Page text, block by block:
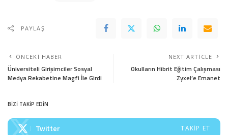
PAYLAŞ
ÖNCEKI HABER
Üniversiteli Girişimciler Sosyal
Medya Rekabetine Magfi İle Girdi
NEXT ARTICLE
Okulların Hibrit Eğitim Çalışması
Zyxel’e Emanet
BİZİ TAKİP EDİN
Twitter TAKIP ET